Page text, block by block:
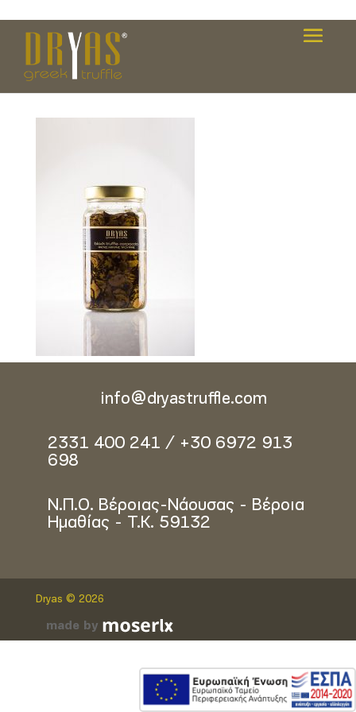
VAL_8340-copy
info@dryastruffle.com
2331 400 241 / +30 6972 913
698
Ν.Π.Ο. Βέροιας-Νάουσας - Βέροια
Ημαθίας - Τ.Κ. 59132
Dryas © 2026
made by